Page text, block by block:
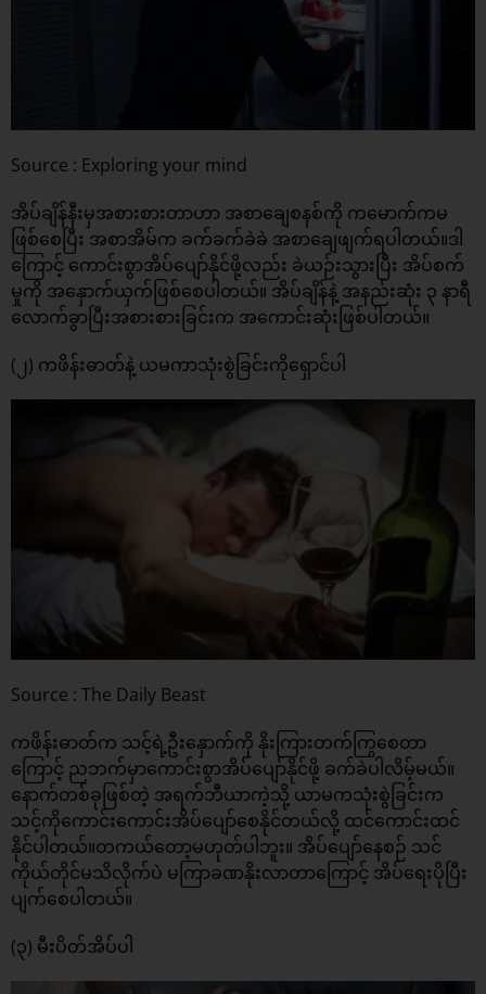
Source : Exploring your mind
အိပ်ချိန်နီးမှအစားစားတာဟာ အစာချေစနစ်ကို ကမောက်ကမ
ဖြစ်စေပြီး အစာအိမ်က ခက်ခက်ခဲခဲ အစာချေဖျက်ရပါတယ်။ဒါ
ကြောင့် ကောင်းစွာအိပ်ပျော်နိုင်ဖို့လည်း ခဲယဉ်းသွားပြီး အိပ်စက်
မှုကို အနှောက်ယှက်ဖြစ်စေပါတယ်။ အိပ်ချိန်နဲ့ အနည်းဆုံး ၃ နာရီ
လောက်ခွာပြီးအစားစားခြင်းက အကောင်းဆုံးဖြစ်ပါတယ်။
(၂) ကဖိန်းဓာတ်နဲ့ ယမကာသုံးစွဲခြင်းကိုရှောင်ပါ
Source : The Daily Beast
ကဖိန်းဓာတ်က သင့်ရဲ့ဦးနှောက်ကို နိုးကြားတက်ကြွစေတာ
ကြောင့် ညဘက်မှာကောင်းစွာအိပ်ပျော်နိုင်ဖို့ ခက်ခဲပါလိမ့်မယ်။
နောက်တစ်ခုဖြစ်တဲ့ အရက်ဘီယာကဲ့သို့ ယာမကသုံးစွဲခြင်းက
သင့်ကိုကောင်းကောင်းအိပ်ပျော်စေနိုင်တယ်လို့ ထင်ကောင်းထင်
နိုင်ပါတယ်။တကယ်တော့မဟုတ်ပါဘူး။ အိပ်ပျော်နေစဉ် သင်
ကိုယ်တိုင်မသိလိုက်ပဲ မကြာခဏနိုးလာတာကြောင့် အိပ်ရေးပိုပြီး
ပျက်စေပါတယ်။
(၃) မီးပိတ်အိပ်ပါ